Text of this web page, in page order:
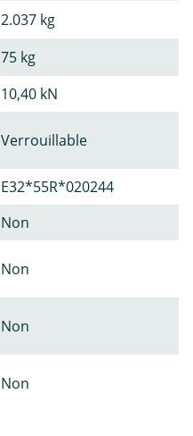
2.037 kg
75 kg
10,40 kN
Verrouillable
E32*55R*020244
Non
Non
Non
Non